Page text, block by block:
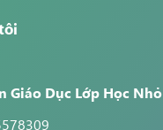
Giáo Dục Lớp Học Nhỏ